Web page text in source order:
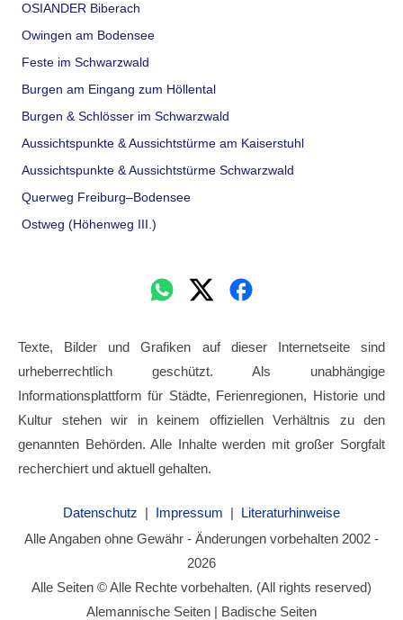
OSIANDER Biberach
Owingen am Bodensee
Feste im Schwarzwald
Burgen am Eingang zum Höllental
Burgen & Schlösser im Schwarzwald
Aussichtspunkte & Aussichtstürme am Kaiserstuhl
Aussichtspunkte & Aussichtstürme Schwarzwald
Querweg Freiburg–Bodensee
Ostweg (Höhenweg III.)
Texte, Bilder und Grafiken auf dieser Internetseite sind
urheberrechtlich geschützt. Als unabhängige
Informationsplattform für Städte, Ferienregionen, Historie und
Kultur stehen wir in keinem offiziellen Verhältnis zu den
genannten Behörden. Alle Inhalte werden mit großer Sorgfalt
recherchiert und aktuell gehalten.
Datenschutz | Impressum | Literaturhinweise
Alle Angaben ohne Gewähr - Änderungen vorbehalten 2002 -
2026
Alle Seiten © Alle Rechte vorbehalten. (All rights reserved)
Alemannische Seiten | Badische Seiten